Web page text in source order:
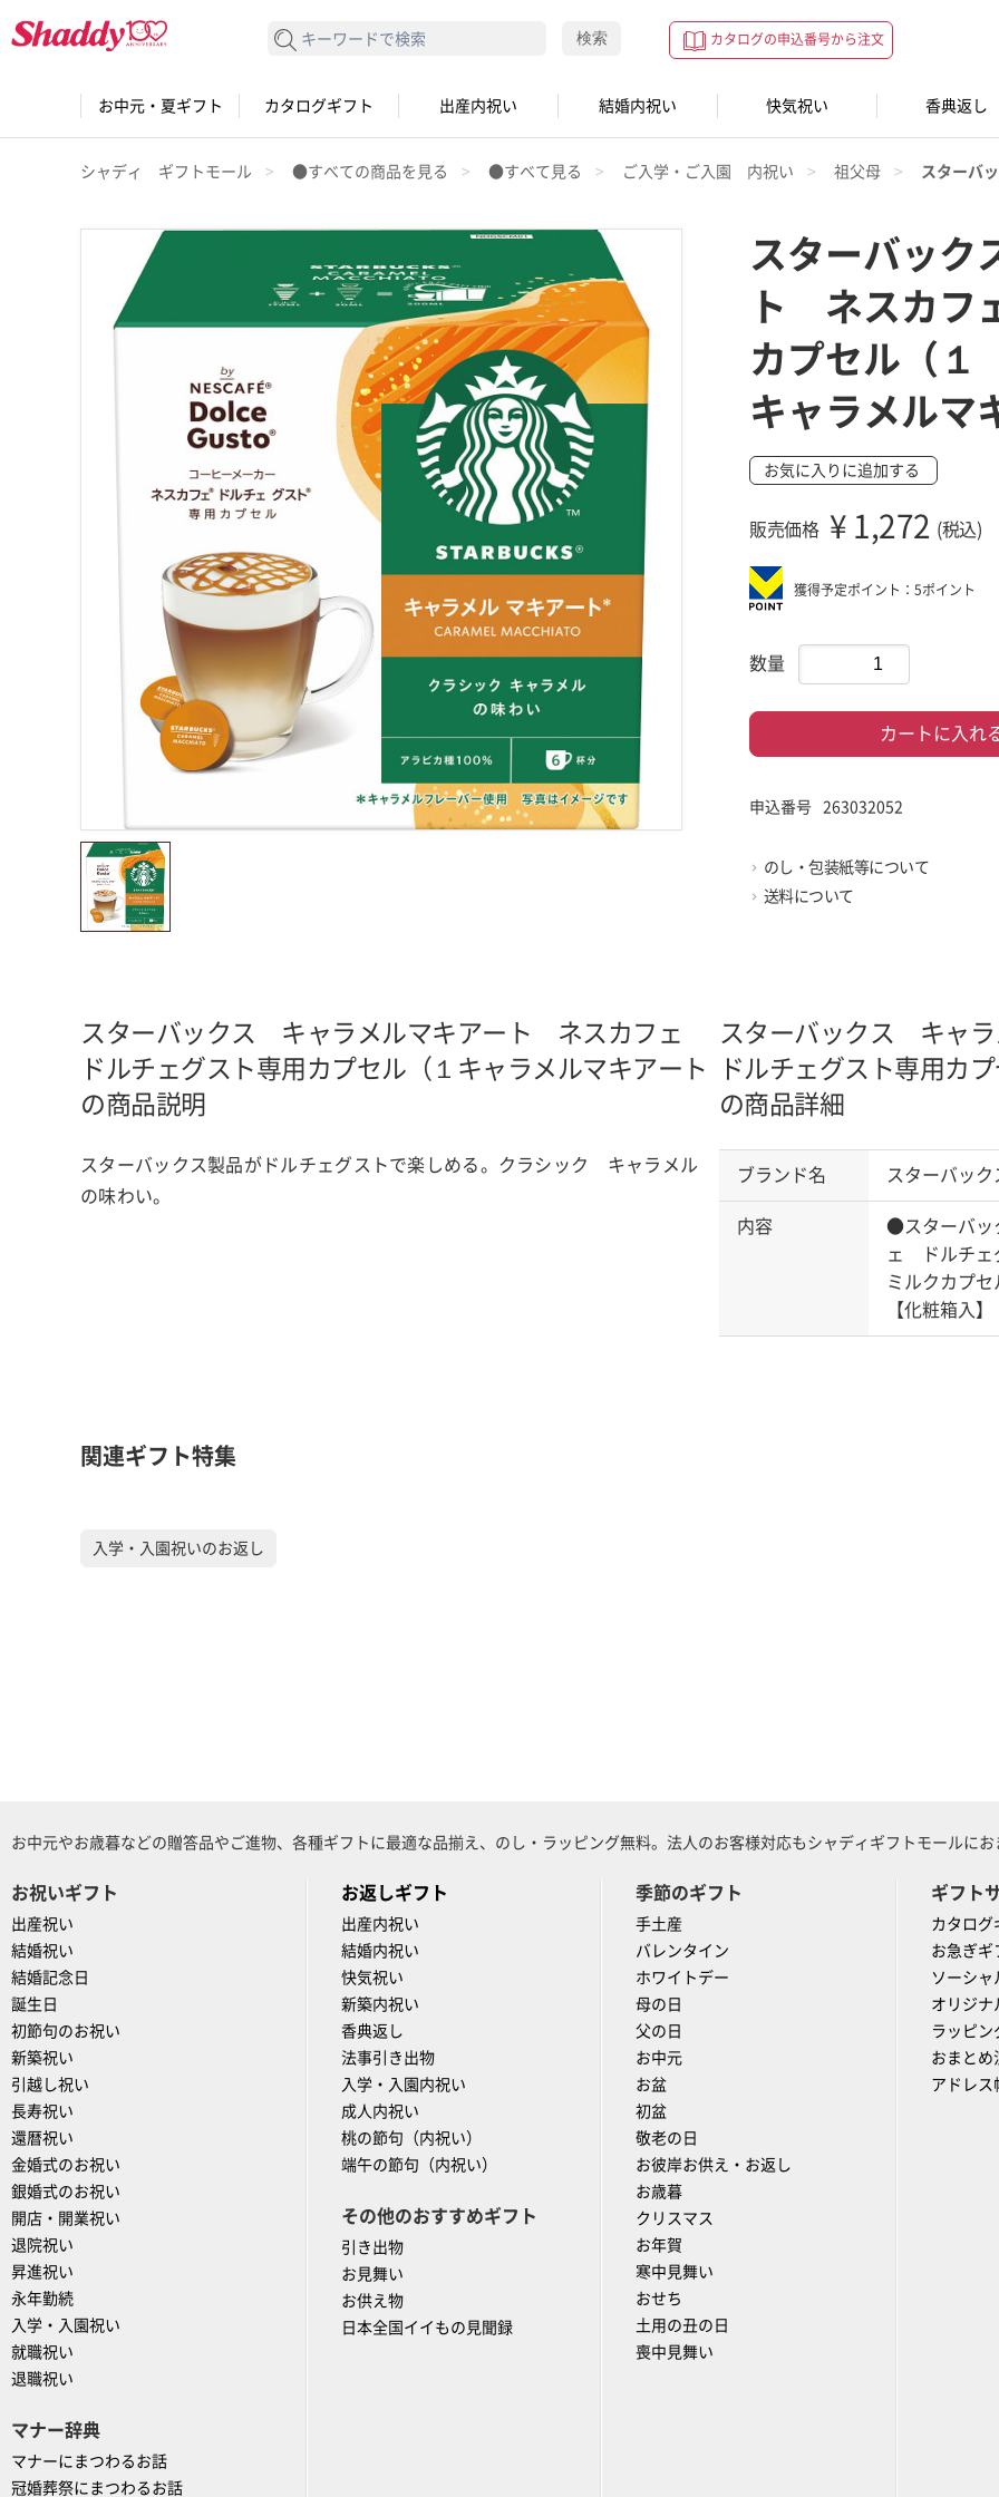
カタログの申込番号から注文
検索する 検索
お中元・夏ギフト カタログギフト 出産内祝い 結婚内祝い 快気祝い 香典返し
シャディ ギフトモール ●すべての商品を見る ●すべて見る ご入学・ご入園 内祝い 祖父母 スターバ
スターバッ
ト ネスカフ
カプセル（１
キャラメルマ
お気に入りに追加する
販売価格 ¥ 1,272 (税込)
獲得予定ポイント：5ポイント
数量
カートに入れ
申込番号 263032052
のし・包装紙等について
送料について
スターバックス キャラメルマキアート ネスカフェ
ドルチェグスト専用カプセル（１ キャラメルマキアート
の商品説明
スターバックス製品がドルチェグストで楽しめる。クラシック キャラメル
の味わい。
スターバックス キャ
ドルチェグスト専用カ
の商品詳細
ブランド名 スターバック
内容
●スターバッ
ェ ドルチェ
ミルクカプ
【化粧箱入】
関連ギフト特集
入学・入園祝いのお返し
お中元やお歳暮などの贈答品やご進物、各種ギフトに最適な品揃え、のし・ラッピング無料。法人のお客様対応もシャディギフトモールに
お祝いギフト
出産祝い
結婚祝い
結婚記念日
誕生日
初節句のお祝い
新築祝い
引越し祝い
長寿祝い
還暦祝い
金婚式のお祝い
銀婚式のお祝い
開店・開業祝い
退院祝い
昇進祝い
永年勤続
入学・入園祝い
就職祝い
退職祝い
マナー辞典
マナーにまつわるお話
冠婚葬祭にまつわるお話
お返しギフト
出産内祝い
結婚内祝い
快気祝い
新築内祝い
香典返し
法事引き出物
入学・入園内祝い
成人内祝い
桃の節句（内祝い）
端午の節句（内祝い）
その他のおすすめギフト
引き出物
お見舞い
お供え物
日本全国イイもの見聞録
季節のギフト
手土産
バレンタイン
ホワイトデー
母の日
父の日
お中元
お盆
初盆
敬老の日
お彼岸お供え・お返し
お歳暮
クリスマス
お年賀
寒中見舞い
おせち
土用の丑の日
喪中見舞い
ギフト
カタログ
お急ぎギ
ソーシャ
オリジナ
ラッピン
おまとめ
アドレス